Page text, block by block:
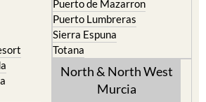
Puerto de Mazarron
Puerto Lumbreras
Sierra Espuna
Totana
North & North West
Murcia